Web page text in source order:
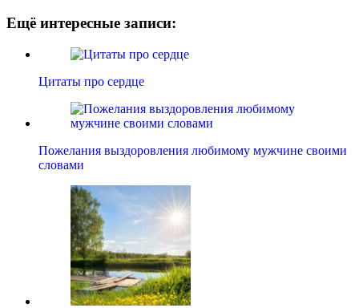
Ещё интересные записи:
Цитаты про сердце
Пожелания выздоровления любимому мужчине своими
словами